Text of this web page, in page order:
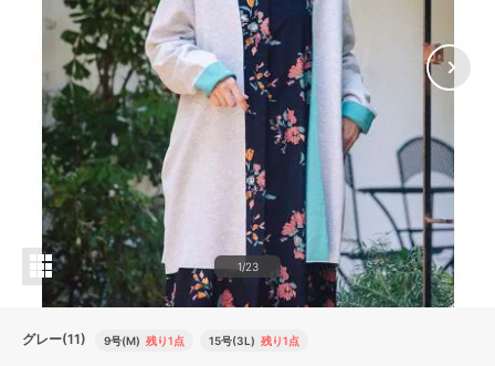
1/23
グレー(11) 9号(M) 残り1点 15号(3L) 残り1点